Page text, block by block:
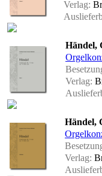
Verlag:
Händel,
Verlag:
Händel,
Verlag: